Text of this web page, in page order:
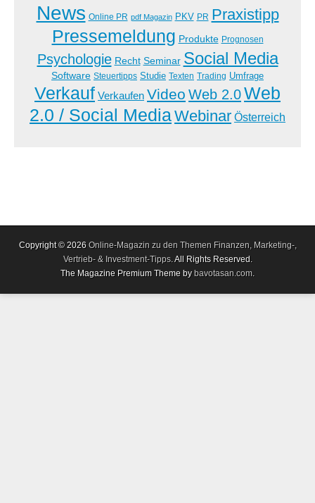
News Online PR pdf Magazin PKV PR Praxistipp
Pressemeldung Produkte Prognosen
Psychologie Recht Seminar Social Media
Software Steuertipps Studie Texten Trading Umfrage
Verkauf Verkaufen Video Web 2.0Web
2.0 / Social MediaWebinar Österreich
Copyright © 2026 Online-Magazin zu den Themen Finanzen, Marketing-,
Vertrieb- & Investment-Tipps. All Rights Reserved.
The Magazine Premium Theme by bavotasan.com.